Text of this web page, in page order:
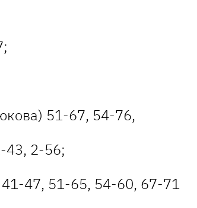
51-67, 54-76,
43, 2-56;
47, 51-65, 54-60, 67-71